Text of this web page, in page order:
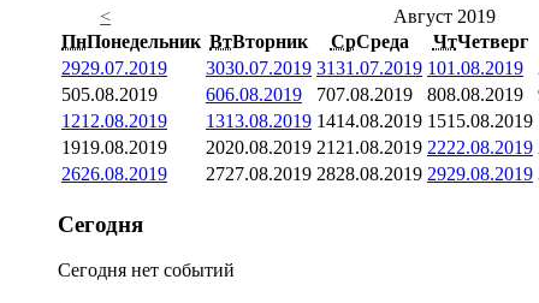
<
Август 2019
ПнПонедельник ВтВторник СрСреда ЧтЧетверг
2929.07.2019 3030.07.2019 3131.07.2019 101.08.2019
505.08.2019 606.08.2019 707.08.2019 808.08.2019
1212.08.2019 1313.08.2019 1414.08.2019 1515.08.2019
1919.08.2019 2020.08.2019 21 21.08.2019 2222.08.2019
2626.08.2019 2727.08.2019 2828.08.2019 2929.08.2019
Сегодня
Сегодня нет событий